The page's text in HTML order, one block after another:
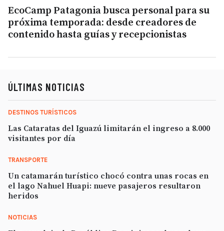
EcoCamp Patagonia busca personal para su
próxima temporada: desde creadores de
contenido hasta guías y recepcionistas
ÚLTIMAS NOTICIAS
DESTINOS TURÍSTICOS
Las Cataratas del Iguazú limitarán el ingreso a 8.000
visitantes por día
TRANSPORTE
Un catamarán turístico chocó contra unas rocas en
el lago Nahuel Huapi: nueve pasajeros resultaron
heridos
NOTICIAS